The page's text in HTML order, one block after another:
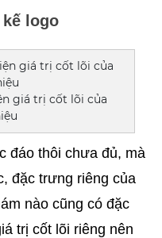
logo
giá trị cốt lõi của
đáo thôi chưa đủ, mà
đặc trưng riêng của
nào cũng có đặc
trị cốt lõi riêng nên